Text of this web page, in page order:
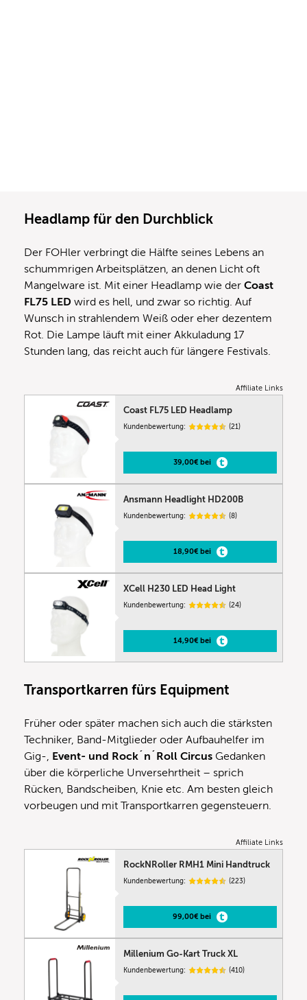
Headlamp für den Durchblick
Der FOHler verbringt die Hälfte seines Lebens an
schummrigen Arbeitsplätzen, an denen Licht oft
Mangelware ist. Mit einer Headlamp wie der Coast
FL75 LED wird es hell, und zwar so richtig. Auf
Wunsch in strahlendem Weiß oder eher dezentem
Rot. Die Lampe läuft mit einer Akkuladung 17
Stunden lang, das reicht auch für längere Festivals.
Affiliate Links
Coast FL75 LED Headlamp
Kundenbewertung: (21)
39,00€ bei
Ansmann Headlight HD200B
Kundenbewertung: (8)
18,90€ bei
XCell H230 LED Head Light
Kundenbewertung: (24)
14,90€ bei
Transportkarren fürs Equipment
Früher oder später machen sich auch die stärksten
Techniker, Band-Mitglieder oder Aufbauhelfer im
Gig-, Event- und Rock´n´Roll Circus Gedanken
über die körperliche Unversehrtheit – sprich
Rücken, Bandscheiben, Knie etc. Am besten gleich
vorbeugen und mit Transportkarren gegensteuern.
Affiliate Links
RockNRoller RMH1 Mini Handtruck
Kundenbewertung: (223)
99,00€ bei
Millenium Go-Kart Truck XL
Kundenbewertung: (410)